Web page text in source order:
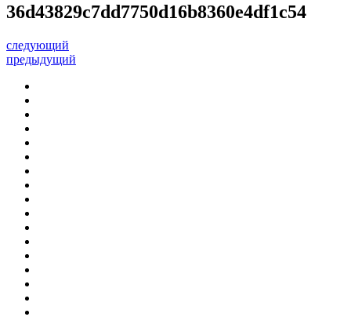
36d43829c7dd7750d16b8360e4df1c54
следующий
предыдущий